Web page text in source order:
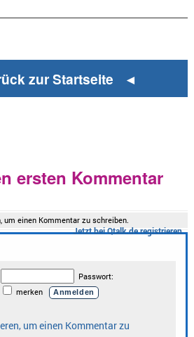
zur Startseite ◄
ersten Kommentar